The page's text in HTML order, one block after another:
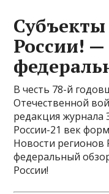
России!
В честь 78-й
Отечественной
редакция журнала
России-21 век
Новости регионов
федеральный
России!